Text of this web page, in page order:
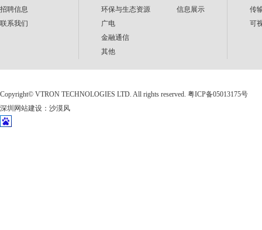
招聘信息
联系我们
环保与生态资源
广电
金融通信
其他
信息展示
传
可
Copyright© VTRON TECHNOLOGIES LTD. All rights reserved. 粤ICP备05013175号
深圳网站建设 ： 沙漠风